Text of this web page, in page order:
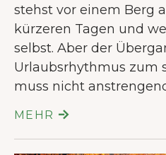
stehst vor einem Berg
kürzeren Tagen und
selbst. Aber der
Urlaubsrhythmus zum
muss nicht
MEHR